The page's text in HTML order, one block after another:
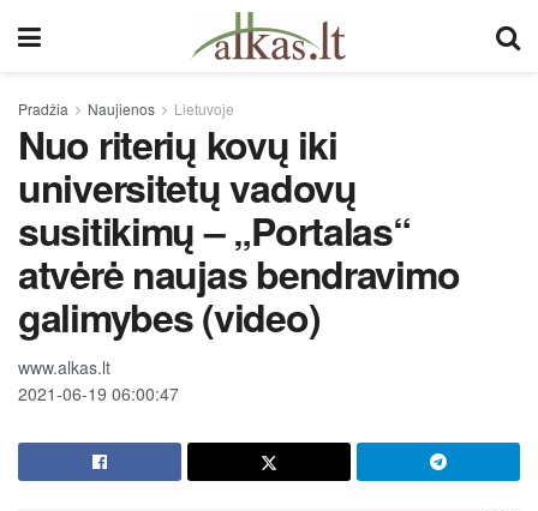
Pradžia Naujienos Lietuvoje
Nuo riterių kovų iki
universitetų vadovų
susitikimų – „Portalas“
atvėrė naujas bendravimo
galimybes (video)
www.alkas.lt
2021-06-19 06:00:47